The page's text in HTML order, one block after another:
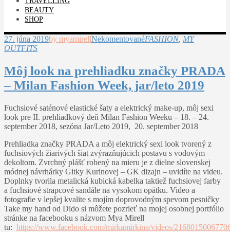
BEAUTY
SHOP
27. júna 2019by myamirellNekomentovanéFASHION, MY
OUTFITS
Môj look na prehliadku značky PRADA
– Milan Fashion Week, jar/leto 2019
Fuchsiové saténové elastické šaty a elektrický make-up, môj sexi
look pre II. prehliadkový deň Milan Fashion Weeku – 18. – 24.
september 2018, sezóna Jar/Leto 2019, 20. september 2018
Prehliadka značky PRADA a môj elektrický sexi look tvorený z
fuchsiových žiarivých šiat zvýrazňujúcich postavu s vodovým
dekoltom. Zvrchný plášť robený na mieru je z dielne slovenskej
módnej návrhárky Gitky Kurinovej – GK dizajn – uvidíte na videu.
Doplnky tvorila metalická kubická kabelka taktiež fuchsiovej farby
a fuchsiové strapcové sandále na vysokom opätku. Video a
fotografie v lepšej kvalite s mojím doprovodným spevom pesničky
Take my hand od Dido si môžete pozrieť na mojej osobnej portfólio
stránke na facebooku s názvom Mya Mirell
tu: https://www.facebook.com/mirkamirkina/videos/